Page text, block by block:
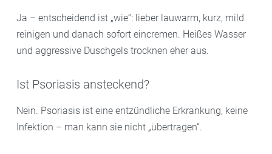
Ja – entscheidend ist „wie“: lieber lauwarm, kurz, mild
reinigen und danach sofort eincremen. Heißes Wasser
und aggressive Duschgels trocknen eher aus.
Ist Psoriasis ansteckend?
Nein. Psoriasis ist eine entzündliche Erkrankung, keine
Infektion – man kann sie nicht „übertragen“.